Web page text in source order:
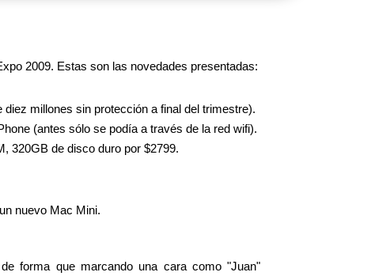
2009. Estas son las novedades presentadas:
millones sin protección a final del trimestre).
(antes sólo se podía a través de la red wifi).
320GB de disco duro por $2799.
nuevo Mac Mini.
forma que marcando una cara como "Juan"